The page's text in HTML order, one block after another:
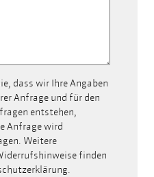
dass wir Ihre Angaben
Anfrage und für den
entstehen,
Anfrage wird
Weitere
finden